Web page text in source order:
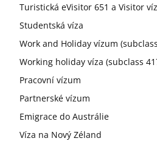
Turistická eVisitor 651 a Visitor
Studentská víza
Work and Holiday vízum
Working holiday víza (subclass
Pracovní vízum
Partnerské vízum
Emigrace do Austrálie
Víza na Nový Zéland